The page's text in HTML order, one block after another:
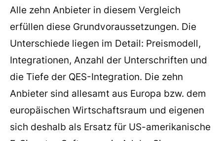
Alle zehn Anbieter in diesem Vergleich
erfüllen diese Grundvoraussetzungen. Die
Unterschiede liegen im Detail: Preismodell,
Integrationen, Anzahl der Unterschriften und
die Tiefe der QES-Integration. Die zehn
Anbieter sind allesamt aus Europa bzw. dem
europäischen Wirtschaftsraum und eigenen
sich deshalb als Ersatz für US-amerikanische